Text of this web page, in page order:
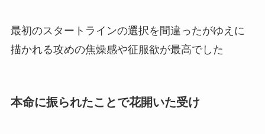
最初のスタートラインの選択を間違ったがゆえに
描かれる攻めの焦燥感や征服欲が最高でした
本命に振られたことで花開いた受け